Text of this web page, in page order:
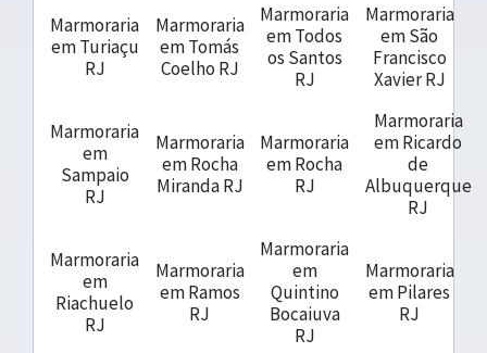
Marmoraria
em Turiaçu
RJ
Marmoraria
em Tomás
Coelho RJ
Marmoraria
em Todos
os Santos
RJ
Marmoraria
em São
Francisco
Xavier RJ
Marmoraria
em
Sampaio
RJ
Marmoraria
em Rocha
Miranda RJ
Marmoraria
em Rocha
RJ
Marmoraria
em Ricardo
de
Albuquerque
RJ
Marmoraria
em
Riachuelo
RJ
Marmoraria
em Ramos
RJ
Marmoraria
em
Quintino
Bocaiuva
RJ
Marmoraria
em Pilares
RJ